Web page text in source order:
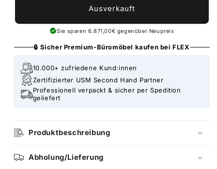
Ausverkauft
Sie sparen 6.871,00€ gegenüber Neupreis
🔒 Sicher Premium-Büromöbel kaufen bei FLEX
10.000+ zufriedene Kund:innen
Zertifizierter USM Second Hand Partner
Professionell verpackt & sicher per Spedition
geliefert
Produktbeschreibung
Abholung/Lieferung